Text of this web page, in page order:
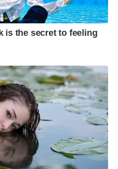
is the secret to feeling